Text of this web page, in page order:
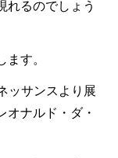
れるのでしょう
す。
ッサンスより展
オナルド・ダ・